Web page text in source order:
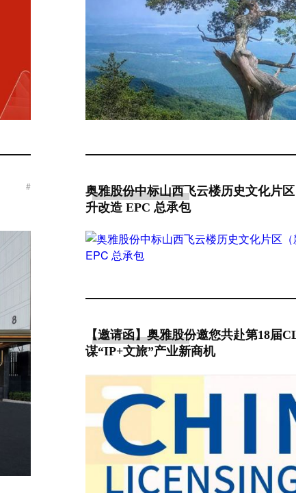
#
奥雅股份中标山西飞云楼历史文化片
升改造 EPC 总承包
【邀请函】奥雅股份邀您共赴第18届
谋“IP+文旅”产业新商机